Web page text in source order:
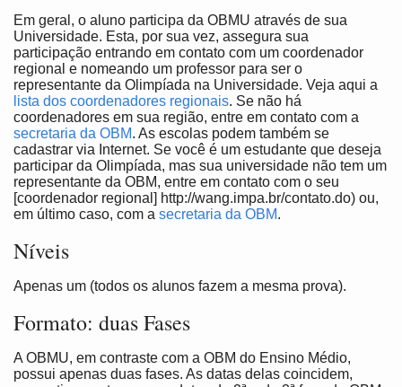
Em geral, o aluno participa da OBMU através de sua
Universidade. Esta, por sua vez, assegura sua
participação entrando em contato com um coordenador
regional e nomeando um professor para ser o
representante da Olimpíada na Universidade. Veja aqui a
lista dos coordenadores regionais. Se não há
coordenadores em sua região, entre em contato com a
secretaria da OBM. As escolas podem também se
cadastrar via Internet. Se você é um estudante que deseja
participar da Olimpíada, mas sua universidade não tem um
representante da OBM, entre em contato com o seu
[coordenador regional] http://wang.impa.br/contato.do) ou,
em último caso, com a secretaria da OBM.
Níveis
Apenas um (todos os alunos fazem a mesma prova).
Formato: duas Fases
A OBMU, em contraste com a OBM do Ensino Médio,
possui apenas duas fases. As datas delas coincidem,